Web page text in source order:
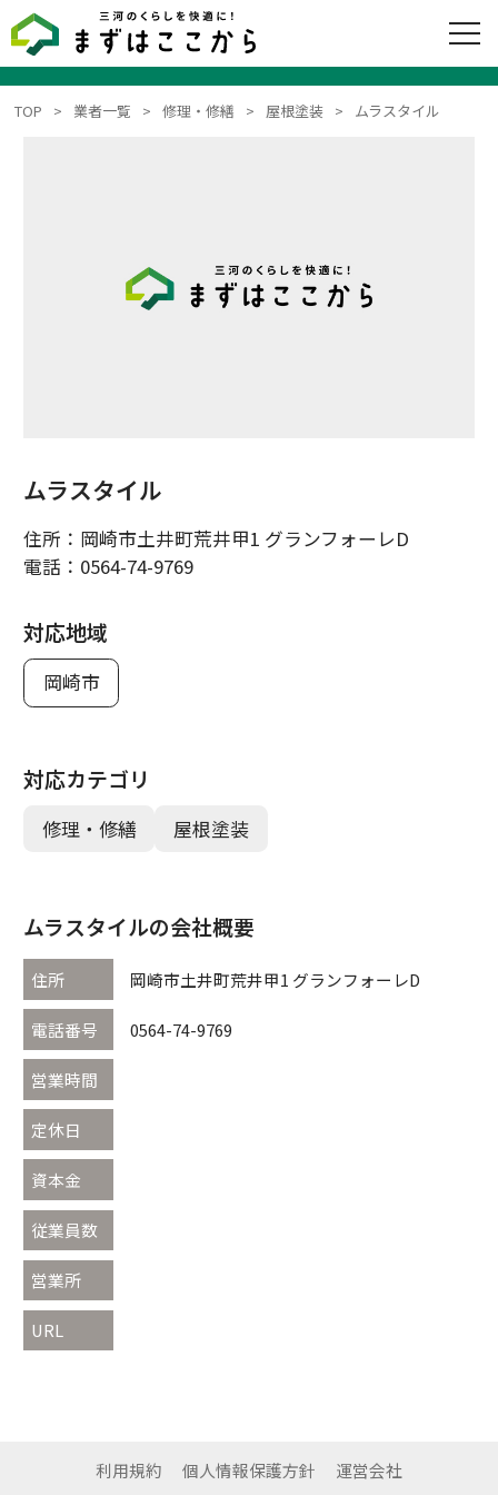
TOP 業者一覧 修理・修繕 屋根塗装 ムラスタイル
ムラスタイル
住所： 岡崎市土井町荒井甲1 グランフォーレD
電話： 0564-74-9769
対応地域
岡崎市
対応カテゴリ
修理・修繕 屋根塗装
ムラスタイルの会社概要
住所 岡崎市土井町荒井甲1 グランフォーレD
電話番号 0564-74-9769
営業時間
定休日
資本金
従業員数
営業所
URL
利用規約 個人情報保護方針 運営会社